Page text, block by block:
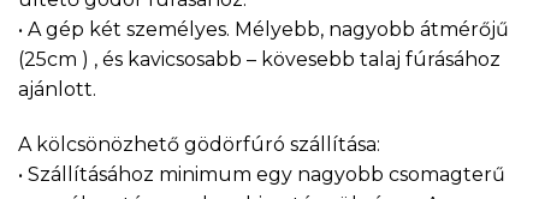
• A gép két személyes. Mélyebb, nagyobb átmérőjű
(25cm ) , és kavicsosabb – kövesebb talaj fúrásához
ajánlott.
A kölcsönözhető gödörfúró szállítása:
• Szállításához minimum egy nagyobb csomagterű